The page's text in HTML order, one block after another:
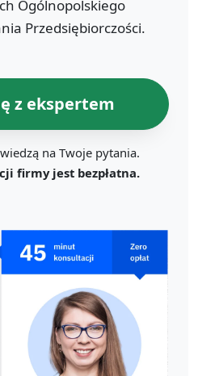
Ogólnopolskiego
Przedsiębiorczości.
z ekspertem
na Twoje pytania.
firmy jest bezpłatna.